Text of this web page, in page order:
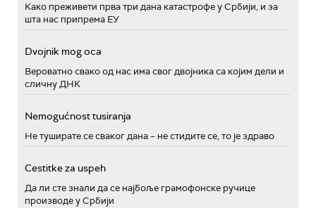
Како преживети прва три дана катастрофе у Србији, и за
шта нас припрема ЕУ
Dvojnik mog oca
Вероватно свако од нас има свог двојника са којим дели и
сличну ДНК
Nemogućnost tusiranja
Не туширате се сваког дана – не стидите се, то је здраво
Cestitke za uspeh
Да ли сте знали да се најбоље грамофонске ручице
производе у Србији